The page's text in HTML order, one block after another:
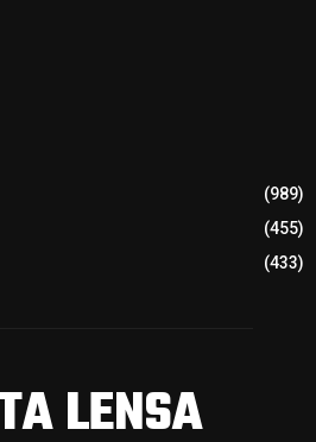
(989)
(455)
(433)
LENSA